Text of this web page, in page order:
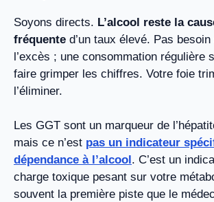
Soyons directs. L’alcool reste la
fréquente d’un taux élevé. Pas
l’excès ; une consommation régulière
faire grimper les chiffres. Votre foie
l’éliminer.
Les GGT sont un marqueur de
mais ce n’est pas un indicateur
dépendance à l’alcool. C’est un
charge toxique pesant sur votre
souvent la première piste que le